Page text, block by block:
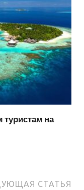
на
СТАТЬЯ